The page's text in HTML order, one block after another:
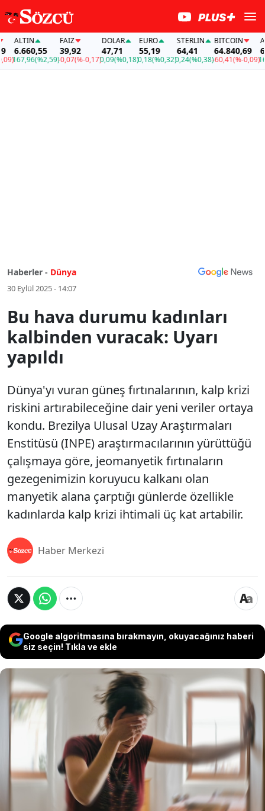
ALTIN
6.660,55
167,96(%2,59)
FAİZ
39,92
-0,07(%-0,17)
DOLAR
47,71
0,09(%0,18)
EURO
55,19
0,18(%0,32)
STERLIN
64,41
0,24(%0,38)
BITCOIN
64.840,69
-60,41(%-0,09)
Haberler - Dünya
30 Eylül 2025 - 14:07
Bu hava durumu kadınları
kalbinden vuracak: Uyarı
yapıldı
Dünya'yı vuran güneş fırtınalarının, kalp krizi
riskini artırabileceğine dair yeni veriler ortaya
kondu. Brezilya Ulusal Uzay Araştırmaları
Enstitüsü (INPE) araştırmacılarının yürüttüğü
çalışmaya göre, jeomanyetik fırtınaların
gezegenimizin koruyucu kalkanı olan
manyetik alana çarptığı günlerde özellikle
kadınlarda kalp krizi ihtimali üç kat artabilir.
Haber Merkezi
Google algoritmasına bırakmayın, okuyacağınız haberi
siz seçin! Tıkla ve ekle
Dünya'yı vuran güneş fırtınalarının, kalp krizi
riskini artırabileceğine dair yeni veriler ortaya
kondu. Brezilya Ulusal Uzay Araştırmaları
Enstitüsü (INPE) araştırmacılarının yürüttüğü
çalışmaya göre, jeomanyetik fırtınaların
gezegenimizin koruyucu kalkanı olan manyetik
alana çarptığı günlerde özellikle kadınlarda kalp
krizi ihtimali üç kat artabilir.